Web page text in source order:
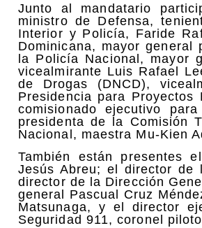
Junto al mandatario
ministro de Defensa,
Interior y Policía, Faride
Dominicana, mayor
la Policía Nacional, mayor
vicealmirante Luis Rafael
de Drogas (DNCD),
Presidencia para
comisionado ejecutivo
presidenta de la Comisión
Nacional, maestra Mu-Kien
También están presentes
Jesús Abreu; el director de
director de la Dirección
general Pascual Cruz
Matsunaga, y el director
Seguridad 911, coronel